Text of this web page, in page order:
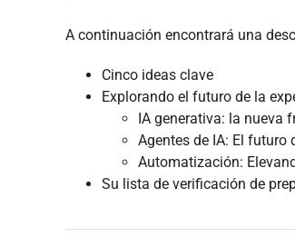
A continuación encontrará una
Cinco ideas clave
Explorando el futuro de la
IA generativa: la nueva
Agentes de IA: El
Automatización:
Su lista de verificación de